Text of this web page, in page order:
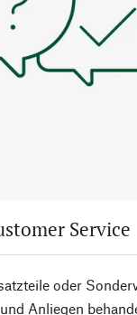
Service
oder
Anliegen